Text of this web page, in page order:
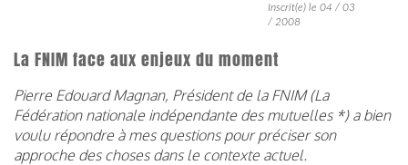
Inscrit(e) le 04 / 03
/ 2008
La FNIM face aux enjeux du moment
Pierre Edouard Magnan, Président de la FNIM (La
Fédération nationale indépendante des mutuelles *) a bien
voulu répondre à mes questions pour préciser son
approche des choses dans le contexte actuel.